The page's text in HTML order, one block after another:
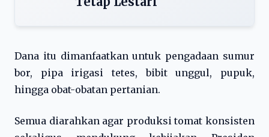
Dana itu dimanfaatkan untuk pengadaan sumur
bor, pipa irigasi tetes, bibit unggul, pupuk,
hingga obat-obatan pertanian.
Semua diarahkan agar produksi tomat konsisten